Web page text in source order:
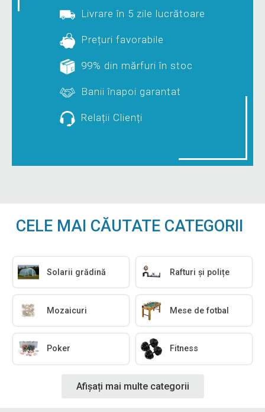
Livrare în 5 zile lucrătoare
Prețuri favorabile
99% din mărfuri în stoc
Banii înapoi garantat
Relații Clienți
CELE MAI CĂUTATE CATEGORII
Solarii grădină Rafturi și polițe
Mozaicuri Mese de fotbal
Poker Fitness
Afișați mai multe categorii